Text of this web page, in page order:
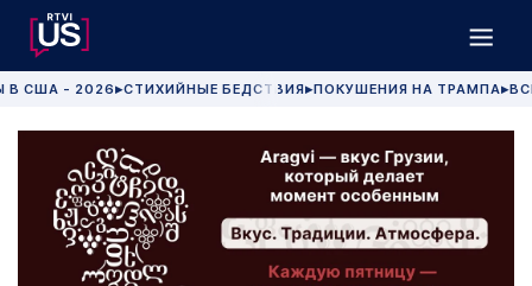
В США - 2026 ▶СТИХИЙНЫЕ БЕДСТВИЯ▶ПОКУШЕНИЯ НА ТРАМПА▶